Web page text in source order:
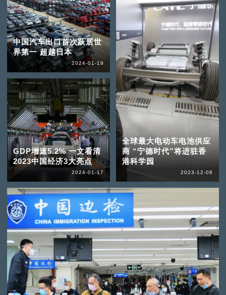
中国汽车出口首次跃居世
界第一 超越日本
2024-01-19
GDP增速5.2% 一文看清
2023中国经济3大亮点
2024-01-17
全球最大电动车电池供应
商 “宁德时代”将进驻香
港科学园
2023-12-08